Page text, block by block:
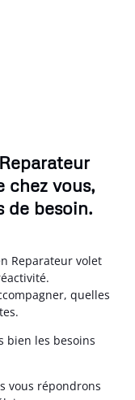
chez vous,
de besoin.
Reparateur volet
quelles
bien les besoins
vous répondrons